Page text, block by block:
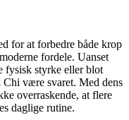
for at forbedre både krop
fordele. Uanset
fysisk styrke eller blot
Chi være svaret. Med dens
overraskende, at flere
daglige rutine.